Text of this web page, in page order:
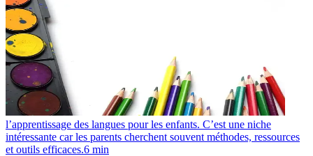
l’apprentissage des langues pour les enfants. C’est une niche
intéressante car les parents cherchent souvent méthodes, ressources
et outils efficaces.6 min